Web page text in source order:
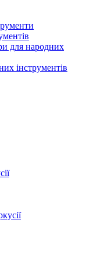
для народних
інструментів